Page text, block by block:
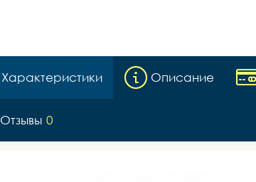
Характеристики Описание
Отзывы 0